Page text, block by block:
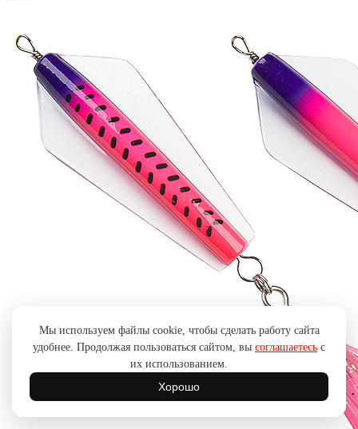
Мы используем файлы cookie, чтобы сделать работу сайта
удобнее. Продолжая пользоваться сайтом, вы соглашаетесь с
их использованием.
Хорошо